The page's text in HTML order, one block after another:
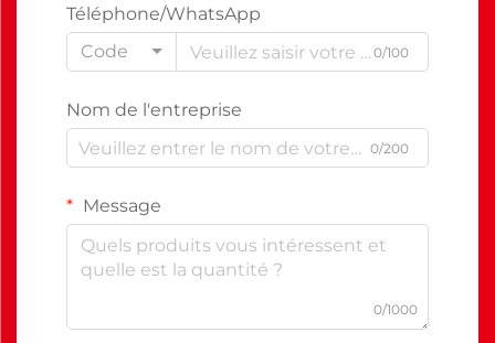
Téléphone/WhatsApp
Code
0/100
Nom de l'entreprise
0/200
Message
0/1000